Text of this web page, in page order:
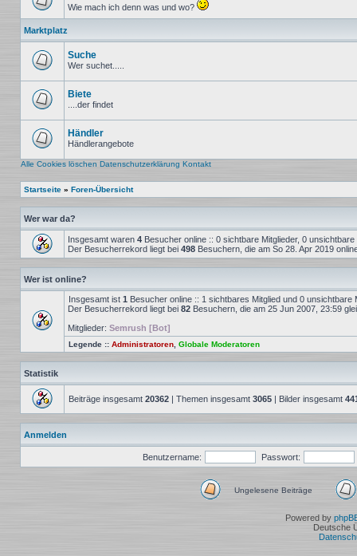
Beiträge
Wie mach ich denn was und wo?
Marktplatz
ungelesenen
Beiträge
Suche
Wer suchet.....
ungelesenen
Beiträge
Biete
....der findet
ungelesenen
Händler
Händlerangebote
Alle Cookies löschen Datenschutzerklärung Kontakt
Startseite » Foren-Übersicht
Wer war da?
Insgesamt waren 4 Besucher online :: 0 sichtbare Mitglieder, 0
Der Besucherrekord liegt bei 498 Besuchern, die am So 28. Apr 2019
Wer ist online?
Insgesamt ist 1 Besucher online :: 1 sichtbares Mitglied und 0
Der Besucherrekord liegt bei 82 Besuchern, die am 25 Jun 2007, 23:59
Mitglieder: Semrush [Bot]
Legende :: Administratoren Globale Moderatoren
Statistik
Beiträge insgesamt 20362 | Themen insgesamt 3065 | Bilder insgesamt
Anmelden
Benutzername: Passwort:
Ungelesene Beiträge
Powered by
Deutsche